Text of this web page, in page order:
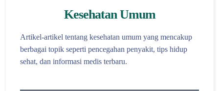
Kesehatan Umum
Artikel-artikel tentang kesehatan umum yang mencakup
berbagai topik seperti pencegahan penyakit, tips hidup
sehat, dan informasi medis terbaru.